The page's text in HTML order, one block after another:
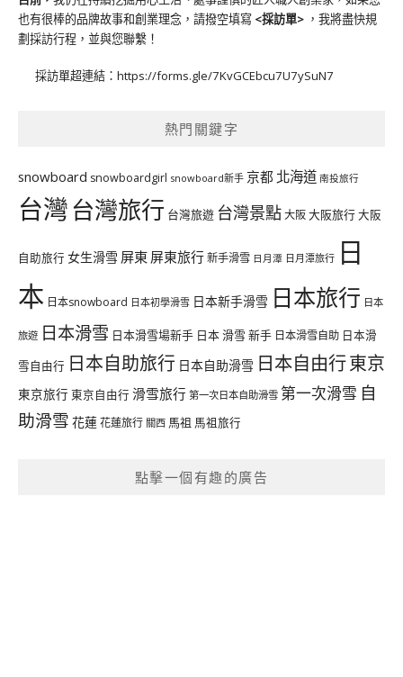
也有很棒的品牌故事和創業理念，請撥空填寫 <採訪單> ，我將盡快規
劃採訪行程，並與您聯繫！
採訪單超連結： https://forms.gle/7KvGCEbcu7U7ySuN7
熱門關鍵字
snowboard snowboardgirl snowboard新手 京都 北海道 南投旅行
台灣台灣旅行 台灣旅遊 台灣景點大阪大阪旅行大阪
自助旅行 女生滑雪 屏東 屏東旅行新手滑雪 日月潭 日月潭旅行 日
本 日本snowboard 日本初學滑雪 日本新手滑雪 日本旅行 日本
旅遊 日本滑雪 日本滑雪場新手 日本 滑雪 新手 日本滑雪自助 日本滑
雪自由行 日本自助旅行 日本自助滑雪 日本自由行東京
東京旅行 東京自由行 滑雪旅行 第一次日本自助滑雪 第一次滑雪 自
助滑雪 花蓮花蓮旅行 關西 馬祖 馬祖旅行
點擊一個有趣的廣告